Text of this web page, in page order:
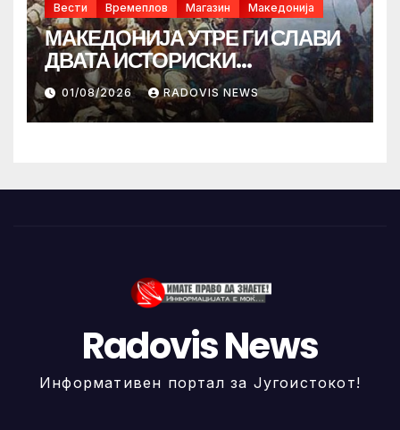
Вести Времеплов Магазин Македонија
МАКЕДОНИЈА УТРЕ ГИ СЛАВИ
ДВАТА ИСТОРИСКИ
ИЛИНДЕНА!
01/08/2026 RADOVIS NEWS
Radovis News
Информативен портал за Југоистокот!